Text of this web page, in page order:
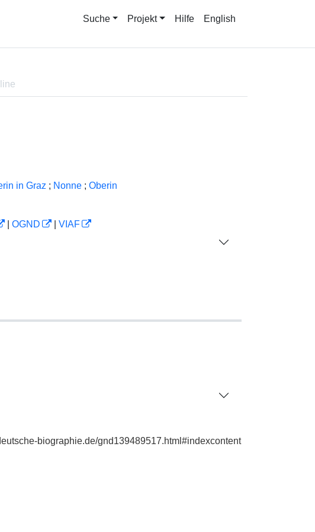
Suche Projekt Hilfe English
in Graz ; Nonne ; Oberin
OGND
VIAF
biographie.de/gnd139489517.html#indexcontent